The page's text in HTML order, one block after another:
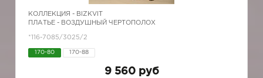
КОЛЛЕКЦИЯ - BIZKVIT
ПЛАТЬЕ - ВОЗДУШНЫЙ ЧЕРТОПОЛОХ
*116-7085/3025/2
170-80 170-88
9 560 руб